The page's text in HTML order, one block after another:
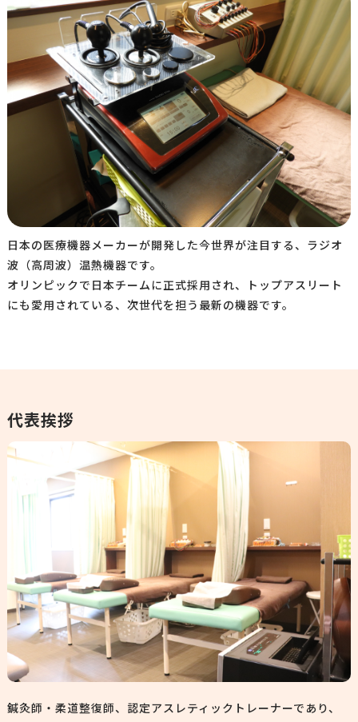
日本の医療機器メーカーが開発した今世界が注目する、ラジオ
波（高周波）温熱機器です。
オリンピックで日本チームに正式採用され、トップアスリート
にも愛用されている、次世代を担う最新の機器です。
代表挨拶
鍼灸師・柔道整復師、認定アスレティックトレーナーであり、